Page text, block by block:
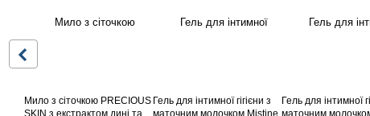
Мило з сіточкою PRECIOUS
SKIN з екстрактом дині та
Гель для інтимної гігієни з
маточним молочком Mistine
Гель для інтимної
маточним